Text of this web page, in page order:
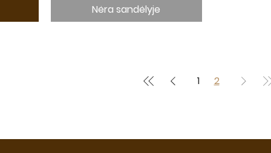
Nėra sandėlyje
1 2